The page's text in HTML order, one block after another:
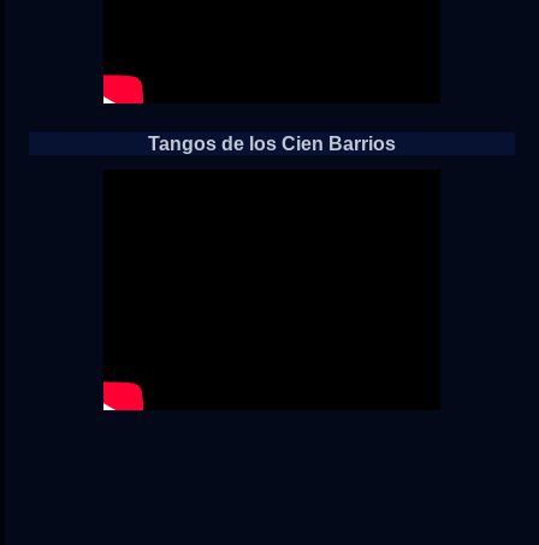
Tangos de los Cien Barrios